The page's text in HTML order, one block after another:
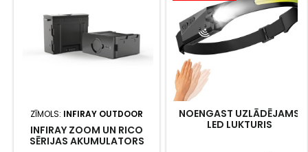
ZĪMOLS: INFIRAY OUTDOOR
INFIRAY ZOOM UN RICO
SĒRIJAS AKUMULATORS
NOENGAST UZLĀDĒJAMS
LED LUKTURIS